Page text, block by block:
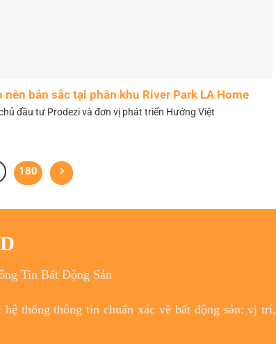
bản sắc tại phân khu River Park LA Home
đầu tư Prodezi và đơn vị phát triển Hướng Việt
180
Tin Bất Động Sản
hệ thống thông tin chuẩn xác về bất động sản: vị trí,